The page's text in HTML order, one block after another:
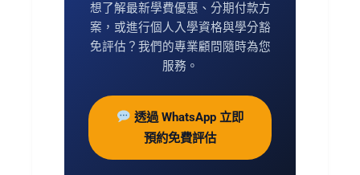
想了解最新學費優惠、分期付款方
案，或進行個人入學資格與學分豁
免評估？我們的專業顧問隨時為您
服務。
透過 WhatsApp 立即
預約免費評估